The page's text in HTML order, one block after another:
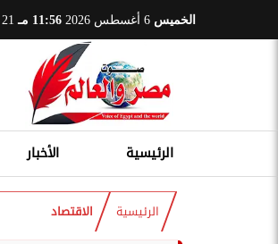
الخميس 11:56 مـ 21 صفر 1448
الرئيسية الأخبار
الرئيسية الاقتصاد